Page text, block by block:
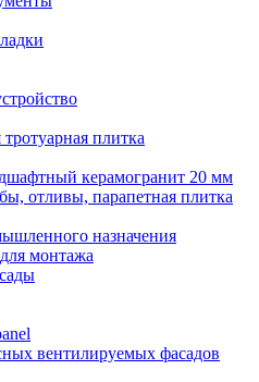
плитка
керамогранит 20 мм
отливы, парапетная плитка
назначения
монтажа
вентилируемых фасадов